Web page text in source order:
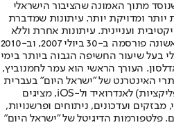
מתוך האמונה שהציבור הישראלי
יותר ומדויקת יותר. עיתונות שמדברת
ועניינית. עיתונות אחרת וללא
תשלום. המהדורה המודפסת הראשונה פורסמה ב-30 ביולי 2007, וב-2010
בעל שיעור החשיפה הגבוה ביותר בימי
העורך הראשי הוא עמר לחמנוביץ,
האינטרנט של "ישראל היום" בעברית
ובאנגלית, כמו כן היישומונים (אפליקציות) לאנדרואיד ול-iOS, מציגים
ועדכונים, ניתוחים ופרשנויות,
פלטפורמות הדיגיטל של "ישראל היום"